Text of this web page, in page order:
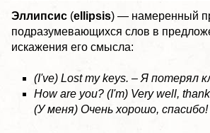
Эллипсис (ellipsis) — намеренный
подразумевающихся слов в
искажения его смысла:
(I've) Lost my keys. – Я потерял
How are you? (I'm) Very well,
(У меня) Очень хорошо, спасибо!